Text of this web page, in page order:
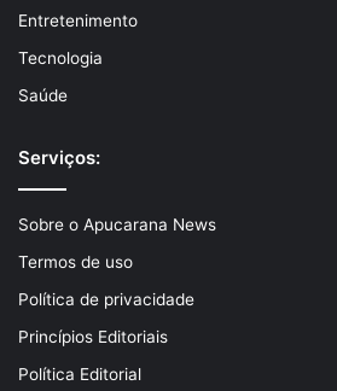
Entretenimento
Tecnologia
Saúde
Serviços:
Sobre o Apucarana News
Termos de uso
Política de privacidade
Princípios Editoriais
Política Editorial